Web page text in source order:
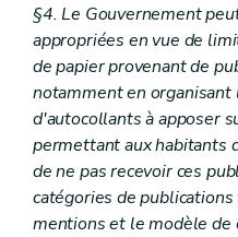
§4. Le Gouvernement
appropriées en vue de
de papier provenant de
notamment en
d'autocollants à apposer
permettant aux habitants
de ne pas recevoir ces
catégories de
mentions et le modèle de